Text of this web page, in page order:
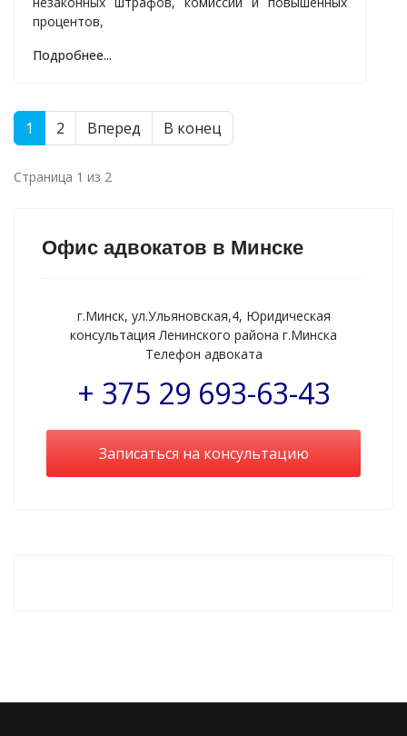
процентов,
Подробнее...
1 2 Вперед В конец
Страница 1 из 2
Офис адвокатов в Минске
г.Минск, ул.Ульяновская,4, Юридическая
консультация Ленинского района г.Минска
Телефон адвоката
+ 375 29 693-63-43
Записаться на консультацию